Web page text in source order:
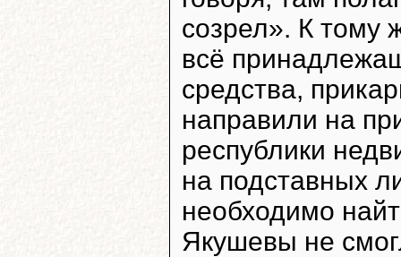
созрел». К тому
всё
средства,
направили на
республики
на подставных
необходимо
Якушевы не